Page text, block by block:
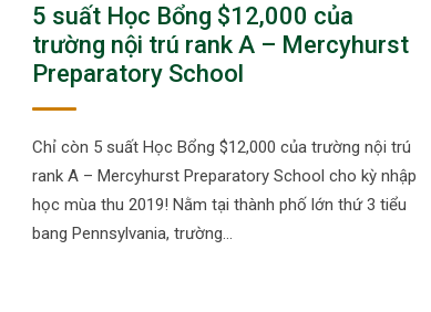
5 suất Học Bổng $12,000 của
trường nội trú rank A – Mercyhurst
Preparatory School
Chỉ còn 5 suất Học Bổng $12,000 của trường nội trú
rank A – Mercyhurst Preparatory School cho kỳ nhập
học mùa thu 2019! Nằm tại thành phố lớn thứ 3 tiểu
bang Pennsylvania, trường…